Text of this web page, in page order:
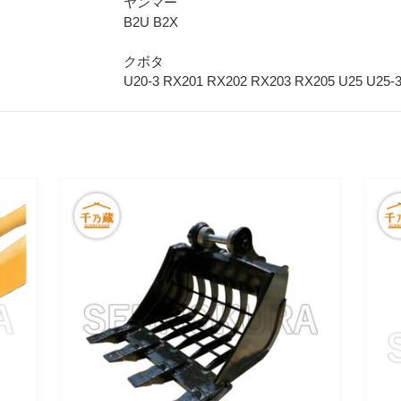
B2U B2X
クボタ
U20-3 RX201 RX202 RX203 RX205 U25 U25-3